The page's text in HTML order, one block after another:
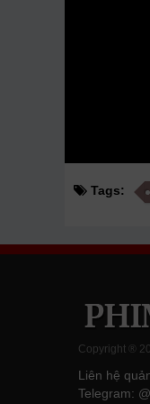
Tags:
Copyright ®
Liên hệ
Telegram: